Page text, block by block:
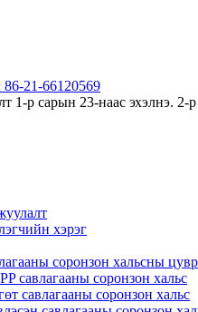
86-21-66120569
р сарын 23-наас эхэлнэ. 2-р
хэрэг
соронзон хальсны
савлагааны соронзон хальс
савлагааны соронзон хальс